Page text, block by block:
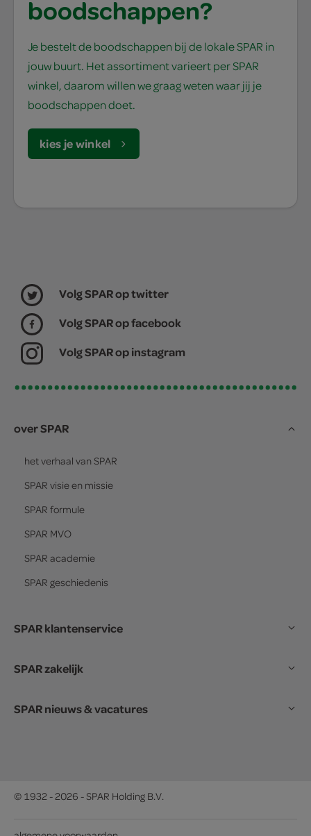
boodschappen?
Je bestelt de boodschappen bij de lokale SPAR in
jouw buurt. Het assortiment varieert per SPAR
winkel, daarom willen we graag weten waar jij je
boodschappen doet.
kies je winkel
Volg SPAR op twitter
Volg SPAR op facebook
Volg SPAR op instagram
over SPAR
het verhaal van SPAR
SPAR visie en missie
SPAR formule
SPAR MVO
SPAR academie
SPAR geschiedenis
SPAR klantenservice
SPAR zakelijk
SPAR nieuws & vacatures
© 1932 - 2026 - SPAR Holding B.V.